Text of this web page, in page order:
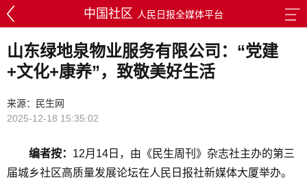
中国社区 人民日报全媒体平台
山东绿地泉物业服务有限公司：“党建
+文化+康养”，致敬美好生活
来源：民生网
2025-12-18 15:35:02
编者按： 12月14日，由《民生周刊》杂志社主办的第三
届城乡社区高质量发展论坛在人民日报社新媒体大厦举办。